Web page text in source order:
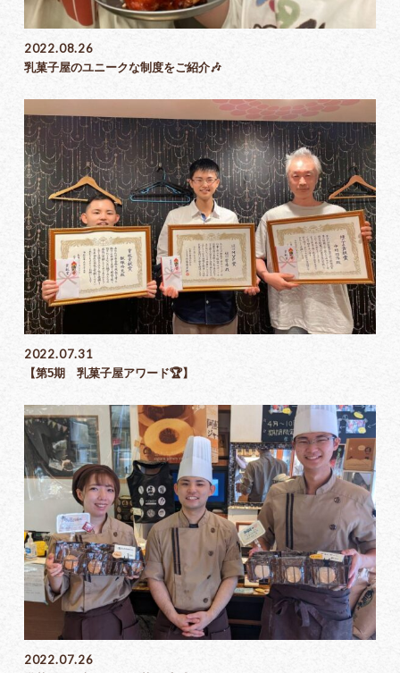
2022.08.26
乳菓子屋のユニークな制度をご紹介🎶
2022.07.31
【第5期 乳菓子屋アワード🏆】
2022.07.26